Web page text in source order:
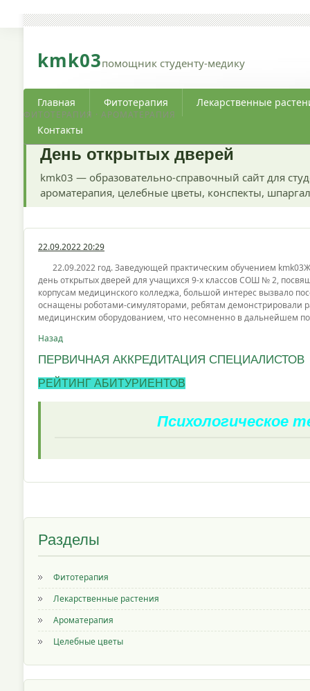
kmk03помощник студенту-медику
ФИТОТЕРАПИЯ · АРОМАТЕРАПИЯ
Главная Фитотерапия Лекарственные
Контакты
День открытых дверей
kmk03 — образовательно-справочный сайт для
ароматерапия, целебные цветы, конспекты,
22.09.2022 20:29
22.09.2022 год. Заведующей практическим обучением
день открытых дверей для учащихся 9-х классов СОШ № 2,
корпусам медицинского колледжа, большой интерес вызвало
оснащены роботами-симуляторами, ребятам демонстрировали
медицинским оборудованием, что несомненно в дальнейшем
Назад
ПЕРВИЧНАЯ АККРЕДИТАЦИЯ СПЕЦИАЛИСТОВ
РЕЙТИНГ АБИТУРИЕНТОВ
Психологическое
Разделы
Фитотерапия
Лекарственные растения
Ароматерапия
Целебные цветы